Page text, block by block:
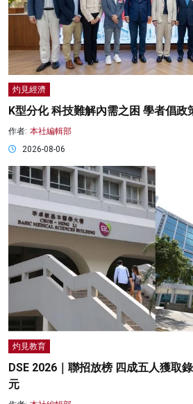
灼見經濟
K型分化 科技難解內需之困 學者倡政
作者: 本社編輯部
2026-08-06
灼見教育
DSE 2026｜聯招放榜 四成五人獲取
元